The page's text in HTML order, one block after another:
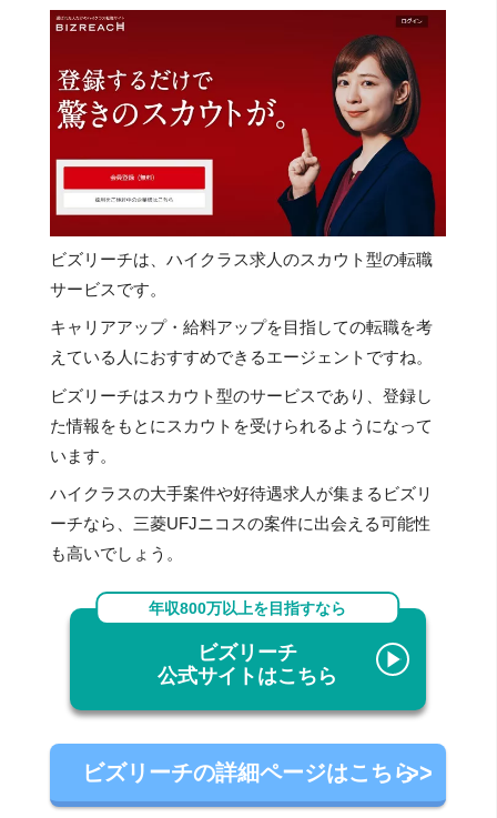
ビズリーチは、ハイクラス求人のスカウト型の転職
サービスです。
キャリアアップ・給料アップを目指しての転職を考
えている人におすすめできるエージェントですね。
ビズリーチはスカウト型のサービスであり、登録し
た情報をもとにスカウトを受けられるようになって
います。
ハイクラスの大手案件や好待遇求人が集まるビズリ
ーチなら、三菱UFJニコスの案件に出会える可能性
も高いでしょう。
年収800万以上を目指すなら
ビズリーチ
公式サイトはこちら
ビズリーチの詳細ページはこちら